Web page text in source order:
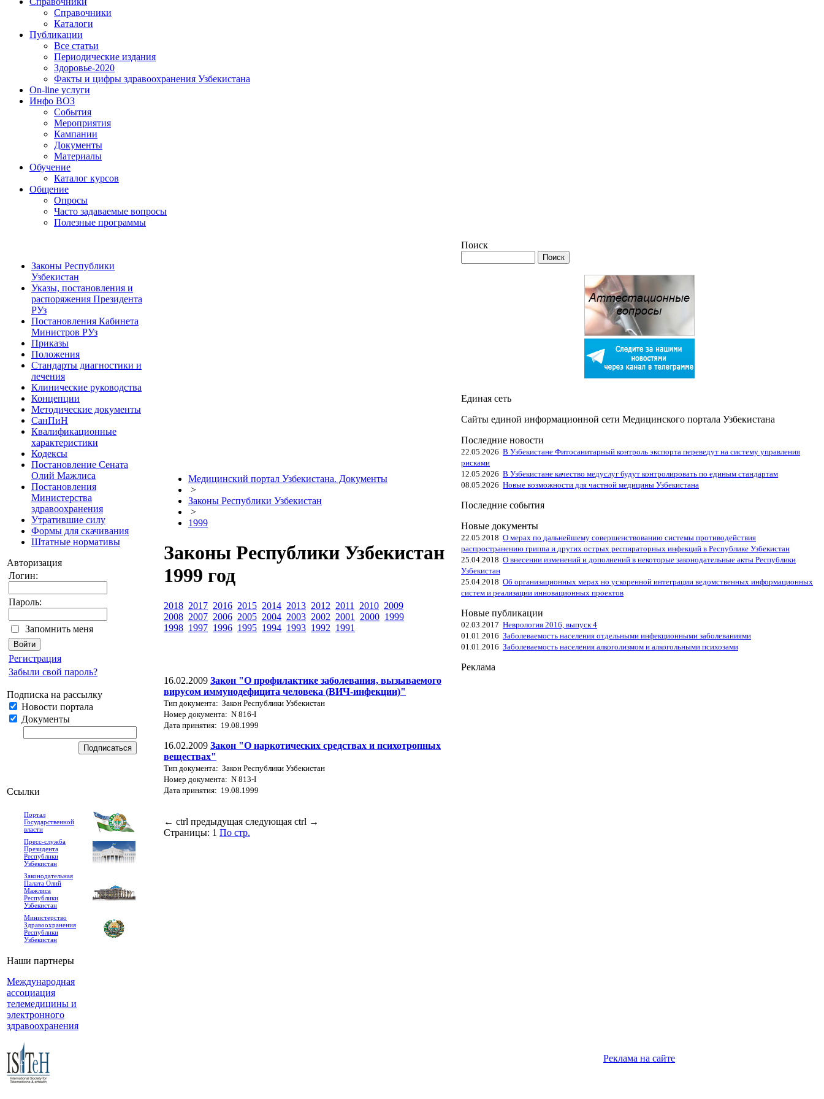
Справочники
Каталоги
Публикации
Все статьи
Периодические издания
Здоровье-2020
Факты и цифры здравоохранения Узбекистана
On-line услуги
Инфо ВОЗ
События
Мероприятия
Кампании
Документы
Материалы
Обучение
Каталог курсов
Общение
Опросы
Часто задаваемые вопросы
Полезные программы
Законы Республики
Узбекистан
Указы, постановления и
распоряжения Президента
РУз
Постановления Кабинета
Министров РУз
Приказы
Положения
Стандарты диагностики и
лечения
Клинические руководства
Концепции
Методические документы
СанПиН
Квалификационные
характеристики
Кодексы
Постановление Сената
Олий Мажлиса
Постановления
Министерства
здравоохранения
Утратившие силу
Формы для скачивания
Штатные нормативы
Авторизация
Логин:
Пароль:
Запомнить меня
Регистрация
Забыли свой пароль?
Подписка на рассылку
Новости портала
Документы
Ссылки
Портал
Государственной
власти
Пресс-служба
Президента
Республики
Узбекистан
Законодательная
Палата Олий
Мажлиса
Республики
Узбекистан
Министерство
Здравоохранения
Республики
Узбекистан
Наши партнеры
Международная
ассоциация
телемедицины и
электронного
здравоохранения
Медицинский портал Узбекистана. Документы
>
Законы Республики Узбекистан
>
1999
Законы Республики Узбекистан
1999 год
2018 2017 2016 2015 2014 2013 2012 2011 2010 2009
2008 2007 2006 2005 2004 2003 2002 2001 2000 1999
1998 1997 1996 1995 1994 1993 1992 1991
16.02.2009 Закон "О профилактике заболевания, вызываемого
вирусом иммунодефицита человека (ВИЧ-инфекции)"
Тип документа: Закон Республики Узбекистан
Номер документа: N 816-I
Дата принятия: 19.08.1999
16.02.2009 Закон "О наркотических средствах и психотропных
веществах"
Тип документа: Закон Республики Узбекистан
Номер документа: N 813-I
Дата принятия: 19.08.1999
← ctrl предыдущая следующая ctrl →
Страницы: 1 По стр.
Поиск
Единая сеть
Сайты единой информационной сети Медицинского портала Узбекистана
Последние новости
22.05.2026 В Узбекистане Фитосанитарный контроль экспорта переведут на систему управления
рисками
12.05.2026 В Узбекистане качество медуслуг будут контролировать по единым стандартам
08.05.2026 Новые возможности для частной медицины Узбекистана
Последние события
Новые документы
22.05.2018 О мерах по дальнейшему совершенствованию системы противодействия
распространению гриппа и других острых респираторных инфекций в Республике Узбекистан
25.04.2018 О внесении изменений и дополнений в некоторые законодательные акты Республики
Узбекистан
25.04.2018 Об организационных мерах но ускоренной интеграции ведомственных информационных
систем и реализации инновационных проектов
Новые публикации
02.03.2017 Неврология 2016, выпуск 4
01.01.2016 Заболеваемость населения отдельными инфекционными заболеваниями
01.01.2016 Заболеваемость населения алкоголизмом и алкогольными психозами
Реклама
Реклама на сайте